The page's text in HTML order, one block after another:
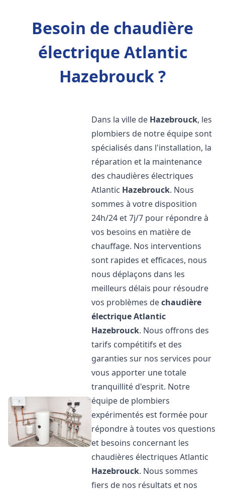
Besoin de chaudière
électrique Atlantic
Hazebrouck ?
Dans la ville de Hazebrouck, les
plombiers de notre équipe sont
spécialisés dans l'installation, la
réparation et la maintenance
des chaudières électriques
Atlantic Hazebrouck. Nous
sommes à votre disposition
24h/24 et 7j/7 pour répondre à
vos besoins en matière de
chauffage. Nos interventions
sont rapides et efficaces, nous
nous déplaçons dans les
meilleurs délais pour résoudre
vos problèmes dechaudière
électrique Atlantic
Hazebrouck. Nous offrons des
tarifs compétitifs et des
garanties sur nos services pour
vous apporter une totale
tranquillité d'esprit. Notre
équipe de plombiers
expérimentés est formée pour
répondre à toutes vos questions
et besoins concernant les
chaudières électriques Atlantic
Hazebrouck. Nous sommes
fiers de nos résultats et nos